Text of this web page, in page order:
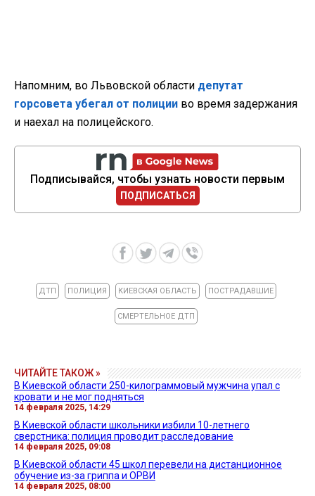
Напомним, во Львовской области депутат
горсовета убегал от полиции во время задержания
и наехал на полицейского.
Подписывайся, чтобы узнать новости первым
ПОДПИСАТЬСЯ
ДТП ПОЛИЦИЯ КИЕВСКАЯ ОБЛАСТЬ ПОСТРАДАВШИЕ
СМЕРТЕЛЬНОЕ ДТП
ЧИТАЙТЕ ТАКОЖ »
В Киевской области 250-килограммовый мужчина упал с
кровати и не мог подняться
14 февраля 2025, 14:29
В Киевской области школьники избили 10-летнего
сверстника: полиция проводит расследование
14 февраля 2025, 09:08
В Киевской области 45 школ перевели на дистанционное
обучение из-за гриппа и ОРВИ
14 февраля 2025, 08:00